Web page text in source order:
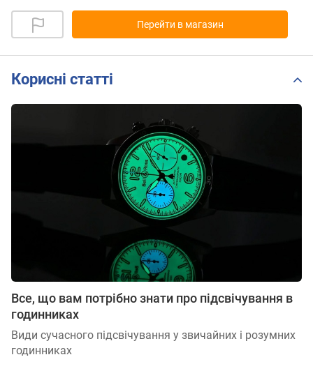
Перейти в магазин
Корисні статті
Все, що вам потрібно знати про підсвічування в
годинниках
Види сучасного підсвічування у звичайних і розумних
годинниках